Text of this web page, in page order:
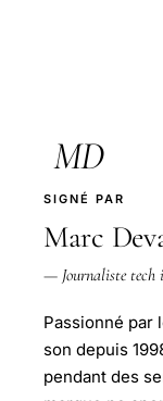
MD
SIGNÉ PAR
Marc
— Journaliste tech
Passionné par
son depuis
pendant des